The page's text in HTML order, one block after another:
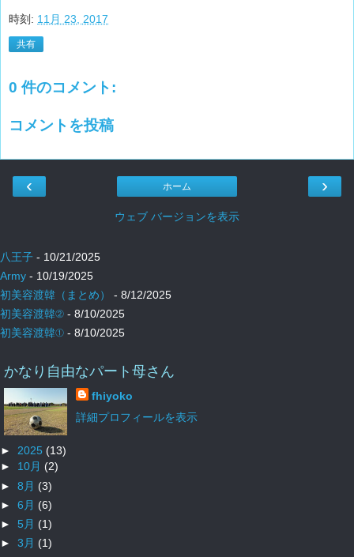
時刻: 11月 23, 2017
共有
0 件のコメント:
コメントを投稿
‹ ›
ホーム
ウェブ バージョンを表示
八王子 - 10/21/2025
Army - 10/19/2025
初美容渡韓（まとめ）
- 8/12/2025
初美容渡韓② - 8/10/2025
初美容渡韓① - 8/10/2025
かなり自由なパート母さん
fhiyoko
詳細プロフィールを表示
► 2025 (13)
► 10月 (2)
► 8月 (3)
► 6月 (6)
► 5月 (1)
► 3月 (1)